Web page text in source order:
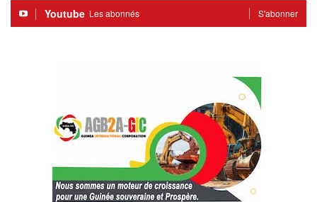
Youtube Les abonnés S'abonner